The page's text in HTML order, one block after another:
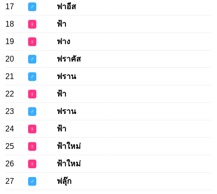
17 ♂ ฟาอีส
18 ♀ ฟ้า
19 ♀ ฟาง
20 ♂ ฟราคัส
21 ♂ ฟราน
22 ♀ ฟ้า
23 ♂ ฟราน
24 ♀ ฟ้า
25 ♀ ฟ้าใหม่
26 ♀ ฟ้าใหม่
27 ♂ ฟลุ๊ก